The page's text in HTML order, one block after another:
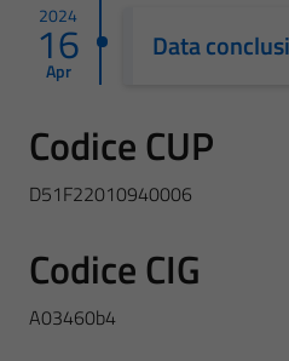
2024
16
Apr
Data
Codice CUP
D51F22010940006
Codice CIG
A03460b4